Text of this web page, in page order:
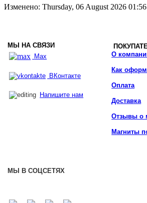
Изменено: Thursday, 06 August 2026 01:56
МЫ НА СВЯЗИ
Max
ВКонтакте
Напишите нам
О
Как
Оплата
Доставка
Отзывы о
Магниты
МЫ В СОЦСЕТЯХ